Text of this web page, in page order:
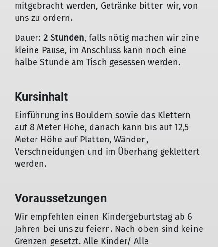
mitgebracht werden, Getränke bitten wir, von
uns zu ordern.
Dauer: 2 Stunden, falls nötig machen wir eine
kleine Pause, im Anschluss kann noch eine
halbe Stunde am Tisch gesessen werden.
Kursinhalt
Einführung ins Bouldern sowie das Klettern
auf 8 Meter Höhe, danach kann bis auf 12,5
Meter Höhe auf Platten, Wänden,
Verschneidungen und im Überhang geklettert
werden.
Voraussetzungen
Wir empfehlen einen Kindergeburtstag ab 6
Jahren bei uns zu feiern. Nach oben sind keine
Grenzen gesetzt. Alle Kinder/ Alle